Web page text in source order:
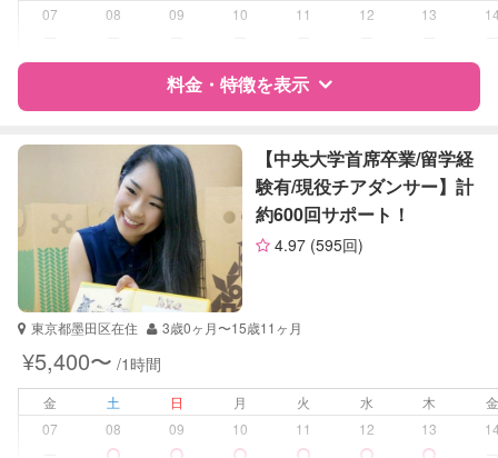
学校/塾の補習・宿題
小学生
英語
英会話
07
08 09 10 11 12 13
料金・特徴を表示
特徴 料金 レビュー
サポートの特徴
資格 自治体届出済ベビーシッター
受験対策
小学校受験
学校/塾の補習・宿題
小学生
中学生
【中央大学首席卒業/留学経
験有/現役チアダンサー】計
約600回サポート！
4.97 (595回)
東京都墨田区在住 3歳0ヶ月〜15歳11ヶ月
¥5,400〜 /1時間
金 土 日 月 火 水 木
07
08 09 10 11 12 13